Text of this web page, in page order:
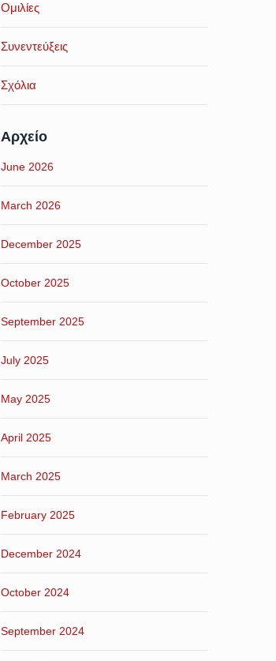
Ομιλίες
Συνεντεύξεις
Σχόλια
Αρχείο
June 2026
March 2026
December 2025
October 2025
September 2025
July 2025
May 2025
April 2025
March 2025
February 2025
December 2024
October 2024
September 2024